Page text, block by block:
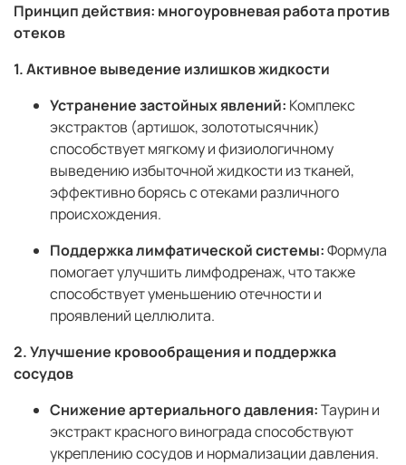
Принцип действия: многоуровневая работа против
отеков
1. Активное выведение излишков жидкости
Устранение застойных явлений: Комплекс
экстрактов (артишок, золототысячник)
способствует мягкому и физиологичному
выведению избыточной жидкости из тканей,
эффективно борясь с отеками различного
происхождения.
Поддержка лимфатической системы:Формула
помогает улучшить лимфодренаж, что также
способствует уменьшению отечности и
проявлений целлюлита.
2. Улучшение кровообращения и поддержка
сосудов
Снижение артериального давления:Таурин и
экстракт красного винограда способствуют
укреплению сосудов и нормализации давления.